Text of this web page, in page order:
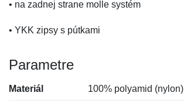
• na zadnej strane molle systém
• YKK zipsy s pútkami
Parametre
Materiál 100% polyamid (nylon)